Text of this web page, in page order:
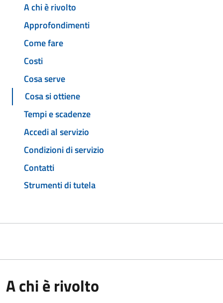
A chi è rivolto
Approfondimenti
Come fare
Costi
Cosa serve
Cosa si ottiene
Tempi e scadenze
Accedi al servizio
Condizioni di servizio
Contatti
Strumenti di tutela
A chi è rivolto